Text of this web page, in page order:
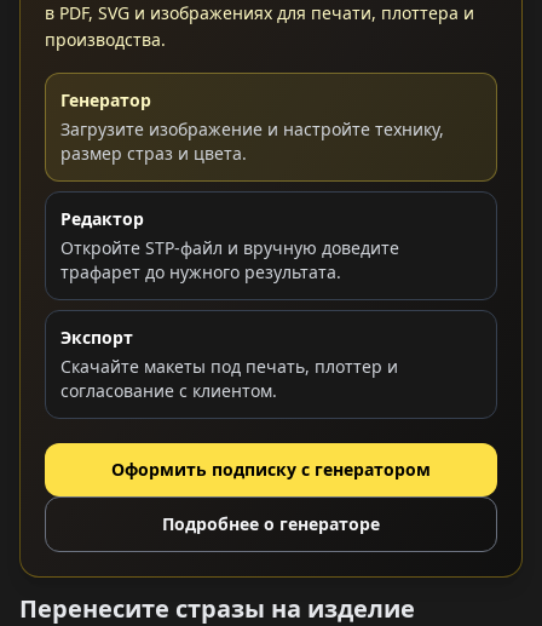
в PDF, SVG и изображениях для печати, плоттера и
производства.
Генератор
Загрузите изображение и настройте технику,
размер страз и цвета.
Редактор
Откройте STP-файл и вручную доведите
трафарет до нужного результата.
Экспорт
Скачайте макеты под печать, плоттер и
согласование с клиентом.
Оформить подписку с генератором
Подробнее о генераторе
Перенесите стразы на изделие